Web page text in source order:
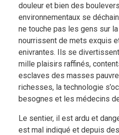
douleur et bien des
environnementaux se
ne touche pas les gens sur
nourrissent de mets exquis
enivrantes. Ils se
mille plaisirs raffinés,
esclaves des masses
richesses, la technologie
besognes et les médecins
Le sentier, il est ardu et
est mal indiqué et depuis